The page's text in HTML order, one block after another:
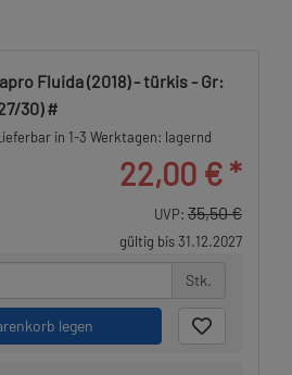
Fluida (2018) - türkis - Gr:
30) #
in 1-3 Werktagen: lagernd
22,00 € *
UVP: 35,50 €
gültig bis 31.12.2027
Stk.
legen